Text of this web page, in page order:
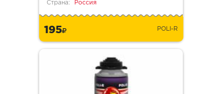
Страна:
Россия
195 POLI-R